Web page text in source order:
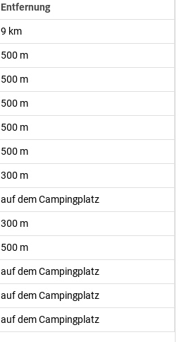
Entfernung
9 km
500 m
500 m
500 m
500 m
500 m
300 m
auf dem Campingplatz
300 m
500 m
auf dem Campingplatz
auf dem Campingplatz
auf dem Campingplatz